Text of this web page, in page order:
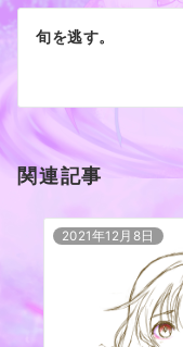
ー
ン
旬を逃す。
関連記事
2021年12月8日